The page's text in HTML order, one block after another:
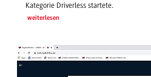
Kategorie Driverless startete.
weiterlesen